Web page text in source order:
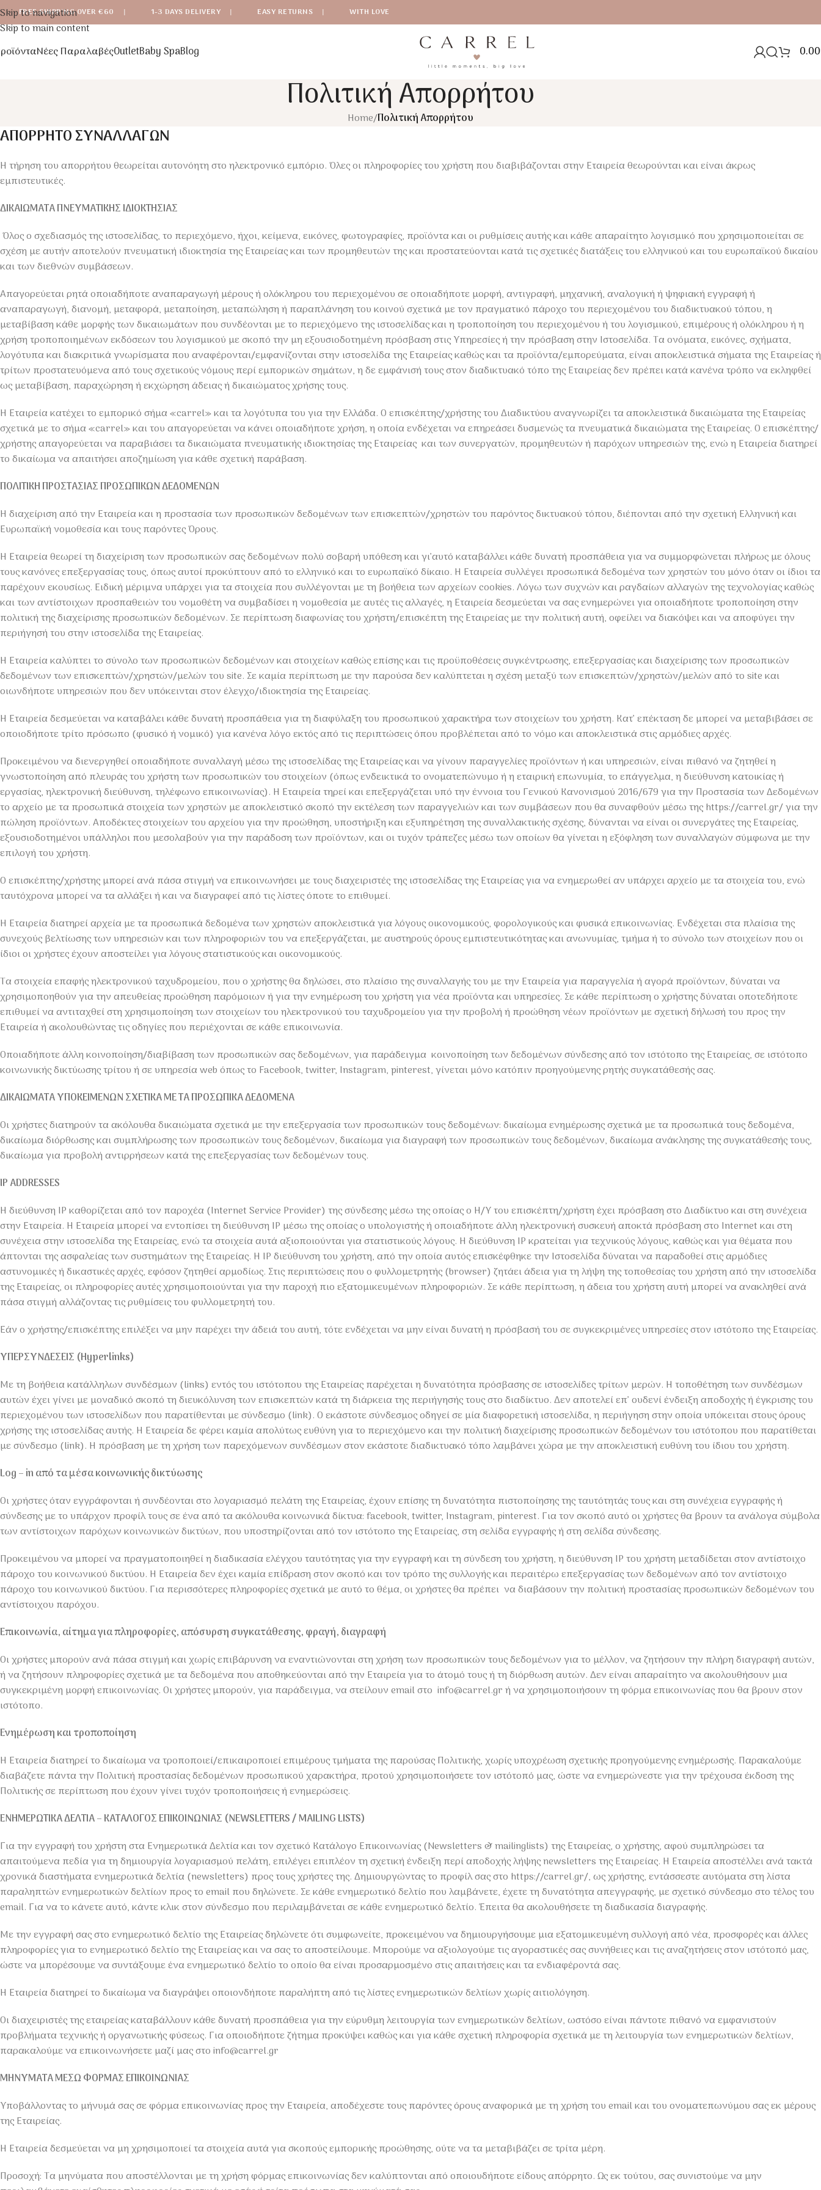
Skip to navigation
Skip to main content
FREE SHIPPING OVER €60 | 1-3 DAYS DELIVERY | EASY RETURNS | WITH LOVE
Νέες ΠαραλαβέςOutletBaby SpaBlog 0.00
Πολιτική Απορρήτου
Home/Πολιτική Απορρήτου
ΑΠΟΡΡΗΤΟ ΣΥΝΑΛΛΑΓΩΝ
Η τήρηση του απορρήτου θεωρείται αυτονόητη στο ηλεκτρονικό εμπόριο. Όλες οι πληροφορίες του χρήστη που διαβιβάζονται στην Εταιρεία θεωρούνται και είναι άκρως
εμπιστευτικές.
ΔΙΚΑΙΩΜΑΤΑ ΠΝΕΥΜΑΤΙΚΗΣ ΙΔΙΟΚΤΗΣΙΑΣ
Όλος ο σχεδιασμός της ιστοσελίδας, το περιεχόμενο, ήχοι, κείμενα, εικόνες, φωτογραφίες, προϊόντα και οι ρυθμίσεις αυτής και κάθε απαραίτητο λογισμικό που χρησιμοποιείται σε
σχέση με αυτήν αποτελούν πνευματική ιδιοκτησία της Εταιρείας και των προμηθευτών της και προστατεύονται κατά τις σχετικές διατάξεις του ελληνικού και του ευρωπαϊκού δικαίου
και των διεθνών συμβάσεων.
Απαγορεύεται ρητά οποιαδήποτε αναπαραγωγή μέρους ή ολόκληρου του περιεχομένου σε οποιαδήποτε μορφή, αντιγραφή, μηχανική, αναλογική ή ψηφιακή εγγραφή ή
αναπαραγωγή, διανομή, μεταφορά, μεταποίηση, μεταπώληση ή παραπλάνηση του κοινού σχετικά με τον πραγματικό πάροχο του περιεχομένου του διαδικτυακού τόπου, η
μεταβίβαση κάθε μορφής των δικαιωμάτων που συνδέονται με το περιεχόμενο της ιστοσελίδας και η τροποποίηση του περιεχομένου ή του λογισμικού, επιμέρους ή ολόκληρου ή η
χρήση τροποποιημένων εκδόσεων του λογισμικού με σκοπό την μη εξουσιοδοτημένη πρόσβαση στις Υπηρεσίες ή την πρόσβαση στην Ιστοσελίδα. Τα ονόματα, εικόνες, σχήματα,
λογότυπα και διακριτικά γνωρίσματα που αναφέρονται/εμφανίζονται στην ιστοσελίδα της Εταιρείας καθώς και τα προϊόντα/εμπορεύματα, είναι αποκλειστικά σήματα της Εταιρείας ή
τρίτων προστατευόμενα από τους σχετικούς νόμους περί εμπορικών σημάτων, η δε εμφάνισή τους στον διαδικτυακό τόπο της Εταιρείας δεν πρέπει κατά κανένα τρόπο να εκληφθεί
ως μεταβίβαση, παραχώρηση ή εκχώρηση άδειας ή δικαιώματος χρήσης τους.
Η Εταιρεία κατέχει το εμπορικό σήμα «carrel» και τα λογότυπα του για την Ελλάδα. Ο επισκέπτης/χρήστης του Διαδικτύου αναγνωρίζει τα αποκλειστικά δικαιώματα της Εταιρείας
σχετικά με το σήμα «carrel» και του απαγορεύεται να κάνει οποιαδήποτε χρήση, η οποία ενδέχεται να επηρεάσει δυσμενώς τα πνευματικά δικαιώματα της Εταιρείας. Ο επισκέπτης/
χρήστης απαγορεύεται να παραβιάσει τα δικαιώματα πνευματικής ιδιοκτησίας της Εταιρείας και των συνεργατών, προμηθευτών ή παρόχων υπηρεσιών της, ενώ η Εταιρεία διατηρεί
το δικαίωμα να απαιτήσει αποζημίωση για κάθε σχετική παράβαση.
ΠΟΛΙΤΙΚΗ ΠΡΟΣΤΑΣΙΑΣ ΠΡΟΣΩΠΙΚΩΝ ΔΕΔΟΜΕΝΩΝ
Η διαχείριση από την Εταιρεία και η προστασία των προσωπικών δεδομένων των επισκεπτών/χρηστών του παρόντος δικτυακού τόπου, διέπονται από την σχετική Ελληνική και
Ευρωπαϊκή νομοθεσία και τους παρόντες Όρους.
Η Εταιρεία θεωρεί τη διαχείριση των προσωπικών σας δεδομένων πολύ σοβαρή υπόθεση και γι’αυτό καταβάλλει κάθε δυνατή προσπάθεια για να συμμορφώνεται πλήρως με όλους
τους κανόνες επεξεργασίας τους, όπως αυτοί προκύπτουν από το ελληνικό και το ευρωπαϊκό δίκαιο. Η Εταιρεία συλλέγει προσωπικά δεδομένα των χρηστών του μόνο όταν οι ίδιοι τα
παρέχουν εκουσίως. Ειδική μέριμνα υπάρχει για τα στοιχεία που συλλέγονται με τη βοήθεια των αρχείων cookies. Λόγω των συχνών και ραγδαίων αλλαγών της τεχνολογίας καθώς
και των αντίστοιχων προσπαθειών του νομοθέτη να συμβαδίσει η νομοθεσία με αυτές τις αλλαγές, η Εταιρεία δεσμεύεται να σας ενημερώνει για οποιαδήποτε τροποποίηση στην
πολιτική της διαχείρισης προσωπικών δεδομένων. Σε περίπτωση διαφωνίας του χρήστη/επισκέπτη της Εταιρείας με την πολιτική αυτή, οφείλει να διακόψει και να αποφύγει την
περιήγησή του στην ιστοσελίδα της Εταιρείας.
Η Εταιρεία καλύπτει το σύνολο των προσωπικών δεδομένων και στοιχείων καθώς επίσης και τις προϋποθέσεις συγκέντρωσης, επεξεργασίας και διαχείρισης των προσωπικών
δεδομένων των επισκεπτών/χρηστών/μελών του site. Σε καμία περίπτωση με την παρούσα δεν καλύπτεται η σχέση μεταξύ των επισκεπτών/χρηστών/μελών από το site και
οιωνδήποτε υπηρεσιών που δεν υπόκεινται στον έλεγχο/ιδιοκτησία της Εταιρείας.
Η Εταιρεία δεσμεύεται να καταβάλει κάθε δυνατή προσπάθεια για τη διαφύλαξη του προσωπικού χαρακτήρα των στοιχείων του χρήστη. Κατ’ επέκταση δε μπορεί να μεταβιβάσει σε
οποιοδήποτε τρίτο πρόσωπο (φυσικό ή νομικό) για κανένα λόγο εκτός από τις περιπτώσεις όπου προβλέπεται από το νόμο και αποκλειστικά στις αρμόδιες αρχές.
Προκειμένου να διενεργηθεί οποιαδήποτε συναλλαγή μέσω της ιστοσελίδας της Εταιρείας και να γίνουν παραγγελίες προϊόντων ή και υπηρεσιών, είναι πιθανό να ζητηθεί η
γνωστοποίηση από πλευράς του χρήστη των προσωπικών του στοιχείων (όπως ενδεικτικά το ονοματεπώνυμο ή η εταιρική επωνυμία, το επάγγελμα, η διεύθυνση κατοικίας ή
εργασίας, ηλεκτρονική διεύθυνση, τηλέφωνο επικοινωνίας). Η Εταιρεία τηρεί και επεξεργάζεται υπό την έννοια του Γενικού Κανονισμού 2016/679 για την Προστασία των Δεδομένων
το αρχείο με τα προσωπικά στοιχεία των χρηστών με αποκλειστικό σκοπό την εκτέλεση των παραγγελιών και των συμβάσεων που θα συναφθούν μέσω της https://carrel.gr/ για την
πώληση προϊόντων. Αποδέκτες στοιχείων του αρχείου για την προώθηση, υποστήριξη και εξυπηρέτηση της συναλλακτικής σχέσης, δύνανται να είναι οι συνεργάτες της Εταιρείας,
εξουσιοδοτημένοι υπάλληλοι που μεσολαβούν για την παράδοση των προϊόντων, και οι τυχόν τράπεζες μέσω των οποίων θα γίνεται η εξόφληση των συναλλαγών σύμφωνα με την
επιλογή του χρήστη.
Ο επισκέπτης/χρήστης μπορεί ανά πάσα στιγμή να επικοινωνήσει με τους διαχειριστές της ιστοσελίδας της Εταιρείας για να ενημερωθεί αν υπάρχει αρχείο με τα στοιχεία του, ενώ
ταυτόχρονα μπορεί να τα αλλάξει ή και να διαγραφεί από τις λίστες όποτε το επιθυμεί.
Η Εταιρεία διατηρεί αρχεία με τα προσωπικά δεδομένα των χρηστών αποκλειστικά για λόγους οικονομικούς, φορολογικούς και φυσικά επικοινωνίας. Ενδέχεται στα πλαίσια της
συνεχούς βελτίωσης των υπηρεσιών και των πληροφοριών του να επεξεργάζεται, με αυστηρούς όρους εμπιστευτικότητας και ανωνυμίας, τμήμα ή το σύνολο των στοιχείων που οι
ίδιοι οι χρήστες έχουν αποστείλει για λόγους στατιστικούς και οικονομικούς.
Τα στοιχεία επαφής ηλεκτρονικού ταχυδρομείου, που ο χρήστης θα δηλώσει, στο πλαίσιο της συναλλαγής του με την Εταιρεία για παραγγελία ή αγορά προϊόντων, δύναται να
χρησιμοποηθούν για την απευθείας προώθηση παρόμοιων ή για την ενημέρωση του χρήστη για νέα προϊόντα και υπηρεσίες. Σε κάθε περίπτωση ο χρήστης δύναται οποτεδήποτε
επιθυμεί να αντιταχθεί στη χρησιμοποίηση των στοιχείων του ηλεκτρονικού του ταχυδρομείου για την προβολή ή προώθηση νέων προϊόντων με σχετική δήλωσή του προς την
Εταιρεία ή ακολουθώντας τις οδηγίες που περιέχονται σε κάθε επικοινωνία.
Οποιαδήποτε άλλη κοινοποίηση/διαβίβαση των προσωπικών σας δεδομένων, για παράδειγμα κοινοποίηση των δεδομένων σύνδεσης από τον ιστότοπο της Εταιρείας, σε ιστότοπο
κοινωνικής δικτύωσης τρίτου ή σε υπηρεσία web όπως το Facebook, twitter, Instagram, pinterest, γίνεται μόνο κατόπιν προηγούμενης ρητής συγκατάθεσής σας.
ΔΙΚΑΙΩΜΑΤΑ ΥΠΟΚΕΙΜΕΝΩΝ ΣΧΕΤΙΚΑ ΜΕ ΤΑ ΠΡΟΣΩΠΙΚΑ ΔΕΔΟΜΕΝΑ
Οι χρήστες διατηρούν τα ακόλουθα δικαιώματα σχετικά με την επεξεργασία των προσωπικών τους δεδομένων: δικαίωμα ενημέρωσης σχετικά με τα προσωπικά τους δεδομένα,
δικαίωμα διόρθωσης και συμπλήρωσης των προσωπικών τους δεδομένων, δικαίωμα για διαγραφή των προσωπικών τους δεδομένων, δικαίωμα ανάκλησης της συγκατάθεσής τους,
δικαίωμα για προβολή αντιρρήσεων κατά της επεξεργασίας των δεδομένων τους.
IP ADDRESSES
Η διεύθυνση IP καθορίζεται από τον παροχέα (Internet Service Provider) της σύνδεσης μέσω της οποίας ο Η/Υ του επισκέπτη/χρήστη έχει πρόσβαση στο Διαδίκτυο και στη συνέχεια
στην Εταιρεία. Η Εταιρεία μπορεί να εντοπίσει τη διεύθυνση IP μέσω της οποίας ο υπολογιστής ή οποιαδήποτε άλλη ηλεκτρονική συσκευή αποκτά πρόσβαση στο Internet και στη
συνέχεια στην ιστοσελίδα της Εταιρείας, ενώ τα στοιχεία αυτά αξιοποιούνται για στατιστικούς λόγους. Η διεύθυνση IP κρατείται για τεχνικούς λόγους, καθώς και για θέματα που
άπτονται της ασφαλείας των συστημάτων της Εταιρείας. Η IP διεύθυνση του χρήστη, από την οποία αυτός επισκέφθηκε την Ιστοσελίδα δύναται να παραδοθεί στις αρμόδιες
αστυνομικές ή δικαστικές αρχές, εφόσον ζητηθεί αρμοδίως. Στις περιπτώσεις που ο φυλλομετρητής (browser) ζητάει άδεια για τη λήψη της τοποθεσίας του χρήστη από την ιστοσελίδα
της Εταιρείας, οι πληροφορίες αυτές χρησιμοποιούνται για την παροχή πιο εξατομικευμένων πληροφοριών. Σε κάθε περίπτωση, η άδεια του χρήστη αυτή μπορεί να ανακληθεί ανά
πάσα στιγμή αλλάζοντας τις ρυθμίσεις του φυλλομετρητή του.
Εάν ο χρήστης/επισκέπτης επιλέξει να μην παρέχει την άδειά του αυτή, τότε ενδέχεται να μην είναι δυνατή η πρόσβασή του σε συγκεκριμένες υπηρεσίες στον ιστότοπο της Εταιρείας.
ΥΠΕΡΣΥΝΔΕΣΕΙΣ (Hyperlinks)
Με τη βοήθεια κατάλληλων συνδέσμων (links) εντός του ιστότοπου της Εταιρείας παρέχεται η δυνατότητα πρόσβασης σε ιστοσελίδες τρίτων μερών. Η τοποθέτηση των συνδέσμων
αυτών έχει γίνει με μοναδικό σκοπό τη διευκόλυνση των επισκεπτών κατά τη διάρκεια της περιήγησής τους στο διαδίκτυο. Δεν αποτελεί επ’ ουδενί ένδειξη αποδοχής ή έγκρισης του
περιεχομένου των ιστοσελίδων που παρατίθενται με σύνδεσμο (link). Ο εκάστοτε σύνδεσμος οδηγεί σε μία διαφορετική ιστοσελίδα, η περιήγηση στην οποία υπόκειται στους όρους
χρήσης της ιστοσελίδας αυτής. Η Εταιρεία δε φέρει καμία απολύτως ευθύνη για το περιεχόμενο και την πολιτική διαχείρισης προσωπικών δεδομένων του ιστότοπου που παρατίθεται
με σύνδεσμο (link). Η πρόσβαση με τη χρήση των παρεχόμενων συνδέσμων στον εκάστοτε διαδικτυακό τόπο λαμβάνει χώρα με την αποκλειστική ευθύνη του ίδιου του χρήστη.
Log – in από τα μέσα κοινωνικής δικτύωσης
Οι χρήστες όταν εγγράφονται ή συνδέονται στο λογαριασμό πελάτη της Εταιρείας, έχουν επίσης τη δυνατότητα πιστοποίησης της ταυτότητάς τους και στη συνέχεια εγγραφής ή
σύνδεσης με το υπάρχον προφίλ τους σε ένα από τα ακόλουθα κοινωνικά δίκτυα: facebook, twitter, Instagram, pinterest. Για τον σκοπό αυτό οι χρήστες θα βρουν τα ανάλογα σύμβολα
των αντίστοιχων παρόχων κοινωνικών δικτύων, που υποστηρίζονται από τον ιστότοπο της Εταιρείας, στη σελίδα εγγραφής ή στη σελίδα σύνδεσης.
Προκειμένου να μπορεί να πραγματοποιηθεί η διαδικασία ελέγχου ταυτότητας για την εγγραφή και τη σύνδεση του χρήστη, η διεύθυνση IP του χρήστη μεταδίδεται στον αντίστοιχο
πάροχο του κοινωνικού δικτύου. Η Εταιρεία δεν έχει καμία επίδραση στον σκοπό και τον τρόπο της συλλογής και περαιτέρω επεξεργασίας των δεδομένων από τον αντίστοιχο
πάροχο του κοινωνικού δικτύου. Για περισσότερες πληροφορίες σχετικά με αυτό το θέμα, οι χρήστες θα πρέπει να διαβάσουν την πολιτική προστασίας προσωπικών δεδομένων του
αντίστοιχου παρόχου.
Επικοινωνία, αίτημα για πληροφορίες, απόσυρση συγκατάθεσης, φραγή, διαγραφή
Οι χρήστες μπορούν ανά πάσα στιγμή και χωρίς επιβάρυνση να εναντιώνονται στη χρήση των προσωπικών τους δεδομένων για το μέλλον, να ζητήσουν την πλήρη διαγραφή αυτών,
ή να ζητήσουν πληροφορίες σχετικά με τα δεδομένα που αποθηκεύονται από την Εταιρεία για το άτομό τους ή τη διόρθωση αυτών. Δεν είναι απαραίτητο να ακολουθήσουν μια
συγκεκριμένη μορφή επικοινωνίας. Οι χρήστες μπορούν, για παράδειγμα, να στείλουν email στο info@carrel.gr ή να χρησιμοποιήσουν τη φόρμα επικοινωνίας που θα βρουν στον
ιστότοπο.
Ενημέρωση και τροποποίηση
Η Εταιρεία διατηρεί το δικαίωμα να τροποποιεί/επικαιροποιεί επιμέρους τμήματα της παρούσας Πολιτικής, χωρίς υποχρέωση σχετικής προηγούμενης ενημέρωσής. Παρακαλούμε
διαβάζετε πάντα την Πολιτική προστασίας δεδομένων προσωπικού χαρακτήρα, προτού χρησιμοποιήσετε τον ιστότοπό μας, ώστε να ενημερώνεστε για την τρέχουσα έκδοση της
Πολιτικής σε περίπτωση που έχουν γίνει τυχόν τροποποιήσεις ή ενημερώσεις.
ΕΝΗΜΕΡΩΤΙΚΑ ΔΕΛΤΙΑ – ΚΑΤΑΛΟΓΟΣ ΕΠΙΚΟΙΝΩΝΙΑΣ (NEWSLETTERS / MAILING LISTS)
Για την εγγραφή του χρήστη στα Ενημερωτικά Δελτία και τον σχετικό Κατάλογο Επικοινωνίας (Νewsletters & mailinglists) της Εταιρείας, ο χρήστης, αφού συμπληρώσει τα
απαιτούμενα πεδία για τη δημιουργία λογαριασμού πελάτη, επιλέγει επιπλέον τη σχετική ένδειξη περί αποδοχής λήψης newsletters της Εταιρείας. Η Εταιρεία αποστέλλει ανά τακτά
χρονικά διαστήματα ενημερωτικά δελτία (newsletters) προς τους χρήστες της. Δημιουργώντας το προφίλ σας στο https://carrel.gr/, ως χρήστης, εντάσσεστε αυτόματα στη λίστα
παραληπτών ενημερωτικών δελτίων προς το email που δηλώνετε. Σε κάθε ενημερωτικό δελτίο που λαμβάνετε, έχετε τη δυνατότητα απεγγραφής, με σχετικό σύνδεσμο στο τέλος του
email. Για να το κάνετε αυτό, κάντε κλικ στον σύνδεσμο που περιλαμβάνεται σε κάθε ενημερωτικό δελτίο. Έπειτα θα ακολουθήσετε τη διαδικασία διαγραφής.
Με την εγγραφή σας στο ενημερωτικό δελτίο της Εταιρείας δηλώνετε ότι συμφωνείτε, προκειμένου να δημιουργήσουμε μια εξατομικευμένη συλλογή από νέα, προσφορές και άλλες
πληροφορίες για το ενημερωτικό δελτίο της Εταιρείας και να σας το αποστείλουμε. Μπορούμε να αξιολογούμε τις αγοραστικές σας συνήθειες και τις αναζητήσεις στον ιστότοπό μας,
ώστε να μπορέσουμε να συντάξουμε ένα ενημερωτικό δελτίο το οποίο θα είναι προσαρμοσμένο στις απαιτήσεις και τα ενδιαφέροντά σας.
H Εταιρεία διατηρεί το δικαίωμα να διαγράψει οποιονδήποτε παραλήπτη από τις λίστες ενημερωτικών δελτίων χωρίς αιτιολόγηση.
Οι διαχειριστές της εταιρείας καταβάλλουν κάθε δυνατή προσπάθεια για την εύρυθμη λειτουργία των ενημερωτικών δελτίων, ωστόσο είναι πάντοτε πιθανό να εμφανιστούν
προβλήματα τεχνικής ή οργανωτικής φύσεως. Για οποιοδήποτε ζήτημα προκύψει καθώς και για κάθε σχετική πληροφορία σχετικά με τη λειτουργία των ενημερωτικών δελτίων,
παρακαλούμε να επικοινωνήσετε μαζί μας στο info@carrel.gr
ΜΗΝΥΜΑΤΑ ΜΕΣΩ ΦΟΡΜΑΣ ΕΠΙΚΟΙΝΩΝΙΑΣ
Υποβάλλοντας το μήνυμά σας σε φόρμα επικοινωνίας προς την Εταιρεία, αποδέχεστε τους παρόντες όρους αναφορικά με τη χρήση του email και του ονοματεπωνύμου σας εκ μέρους
της Εταιρείας.
Η Εταιρεία δεσμεύεται να μη χρησιμοποιεί τα στοιχεία αυτά για σκοπούς εμπορικής προώθησης, ούτε να τα μεταβιβάζει σε τρίτα μέρη.
Προσοχή: Τα μηνύματα που αποστέλλονται με τη χρήση φόρμας επικοινωνίας δεν καλύπτονται από οποιουδήποτε είδους απόρρητο. Ως εκ τούτου, σας συνιστούμε να μην